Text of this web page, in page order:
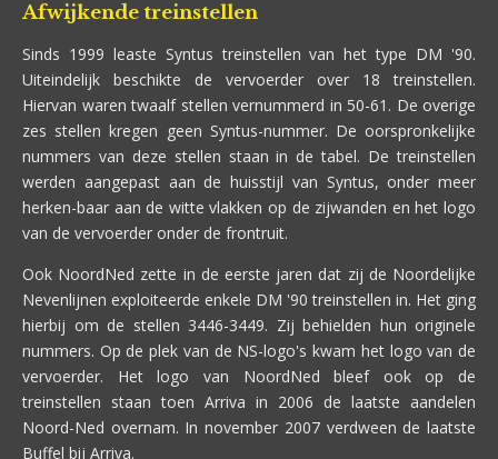
Afwijkende treinstellen
Sinds 1999 leaste Syntus treinstellen van het type DM '90.
Uiteindelijk beschikte de vervoerder over 18 treinstellen.
Hiervan waren twaalf stellen vernummerd in 50-61. De overige
zes stellen kregen geen Syntus-nummer. De oorspronkelijke
nummers van deze stellen staan in de tabel. De treinstellen
werden aangepast aan de huisstijl van Syntus, onder meer
herken-baar aan de witte vlakken op de zijwanden en het logo
van de vervoerder onder de frontruit.
Ook NoordNed zette in de eerste jaren dat zij de Noordelijke
Nevenlijnen exploiteerde enkele DM '90 treinstellen in. Het ging
hierbij om de stellen 3446-3449. Zij behielden hun originele
nummers. Op de plek van de NS-logo's kwam het logo van de
vervoerder. Het logo van NoordNed bleef ook op de
treinstellen staan toen Arriva in 2006 de laatste aandelen
Noord-Ned overnam. In november 2007 verdween de laatste
Buffel bij Arriva.